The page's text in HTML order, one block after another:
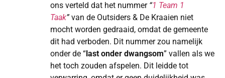
ons verteld dat het nummer “1 Team 1
Taak”van de Outsiders & De Kraaien niet
mocht worden gedraaid, omdat de gemeente
dit had verboden. Dit nummer zou namelijk
onder de “ last onder dwangsom” vallen als we
het toch zouden afspelen. Dit leidde tot